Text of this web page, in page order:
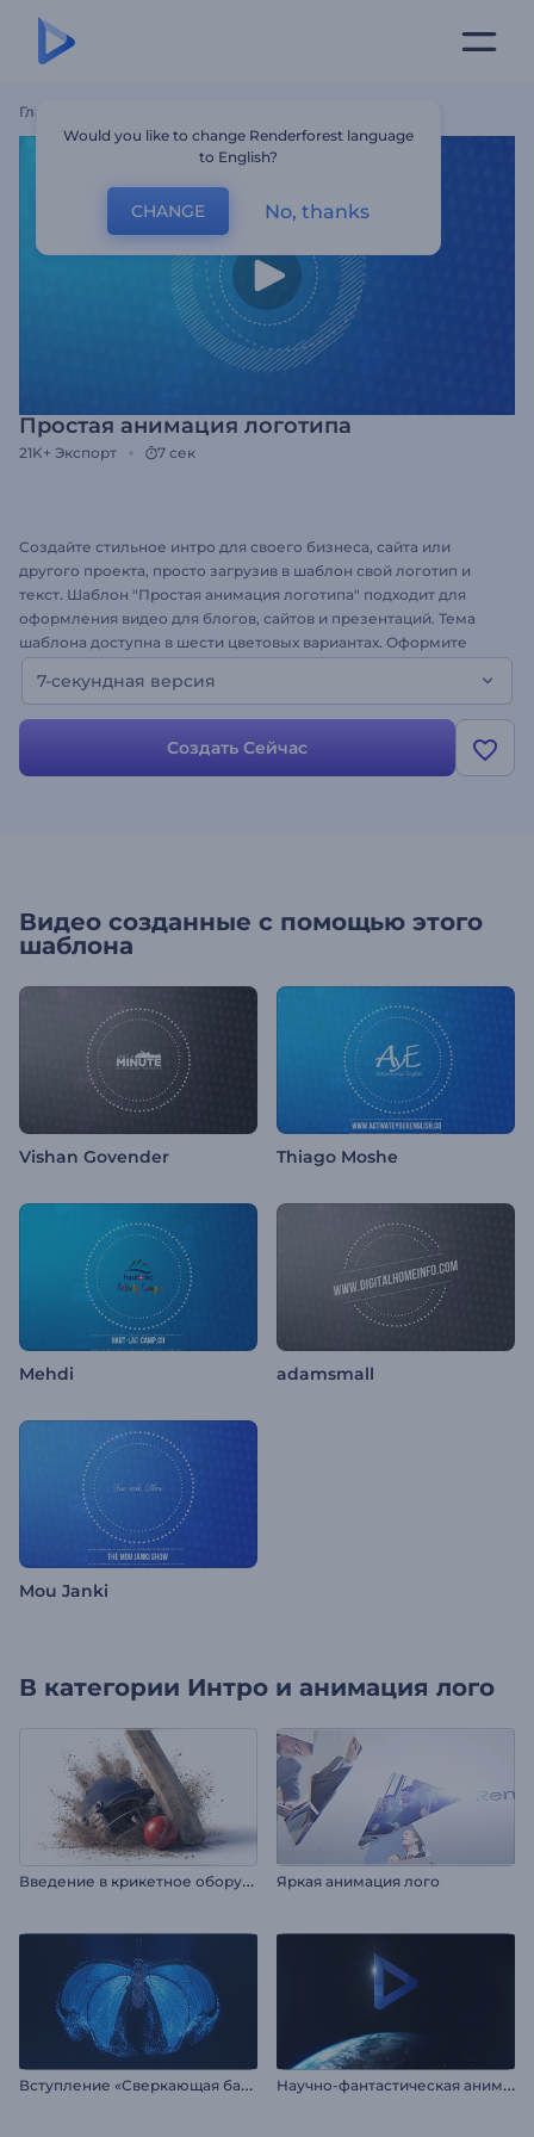
Главная
Простая анимация логотипа
21K+ Экспорт 7 сек
Создайте стильное интро для своего бизнеса, сайта или
другого проекта, просто загрузив в шаблон свой логотип и
текст. Шаблон "Простая анимация логотипа" подходит для
оформления видео для блогов, сайтов и презентаций. Тема
шаблона доступна в шести цветовых вариантах. Оформите
свое интро!
7-секундная версия
Создать Сейчас
Видео созданные с помощью этого
шаблона
Vishan Govender Thiago Moshe
Mehdi adamsmall
Mou Janki
В категории Интро и анимация лого
В
ведение в крикетное оборудование Яркая анимация лого
В
ступление «Сверкающая бабочка» Н
аучно-фантастическая анимация лого: Земля
Would you like to change Renderforest language
to English?
CHANGE No, thanks